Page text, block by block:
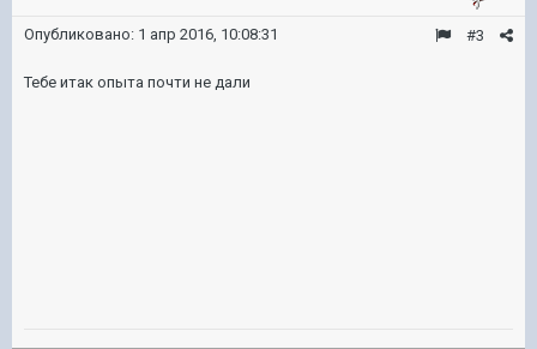
#3
Опубликовано: 1 апр 2016, 10:08:31
Тебе итак опыта почти не дали